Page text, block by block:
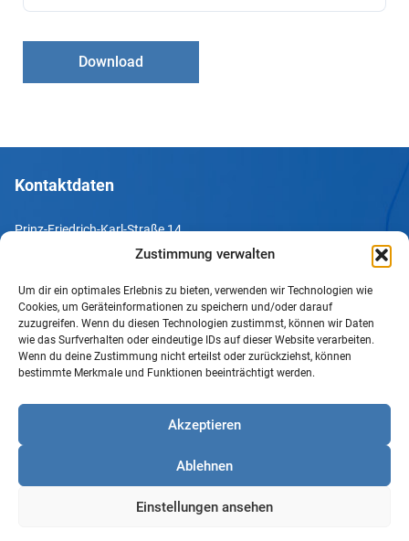
Zustimmung verwalten
Um dir ein optimales Erlebnis zu bieten, verwenden wir Technologien wie
Cookies, um Geräteinformationen zu speichern und/oder darauf
zuzugreifen. Wenn du diesen Technologien zustimmst, können wir Daten
wie das Surfverhalten oder eindeutige IDs auf dieser Website verarbeiten.
Wenn du deine Zustimmung nicht erteilst oder zurückziehst, können
bestimmte Merkmale und Funktionen beeinträchtigt werden.
Akzeptieren
Ablehnen
Einstellungen ansehen
Download
Kontaktdaten
Prinz-Friedrich-Karl-Straße 14
Tel. +49 231 952052-10
Fax +49 231 952052-60
e-Mail info@uv-do.de
Internet www.uv-do.de
Impressum